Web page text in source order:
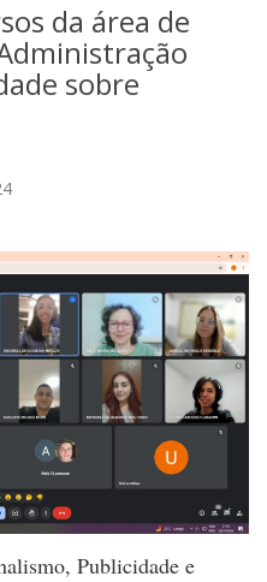
da área de
sobre
Publicidade e